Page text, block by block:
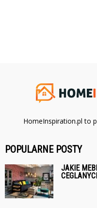
HomeInspiration.pl to
POPULARNE POSTY
JAKIE